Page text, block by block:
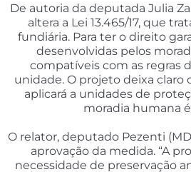
De autoria da deputada Julia
altera a Lei 13.465/17, que
fundiária. Para ter o direito
desenvolvidas pelos
compatíveis com as regras
unidade. O projeto deixa claro
aplicará a unidades de
moradia humana
O relator, deputado Pezenti
aprovação da medida. “A
necessidade de preservação